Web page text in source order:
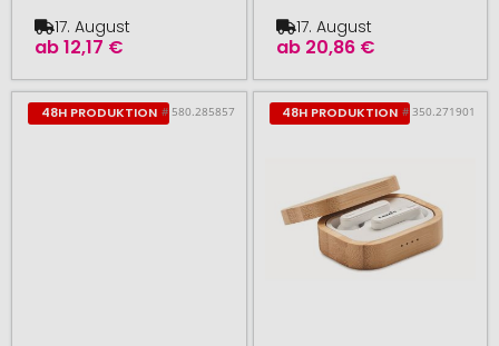
ab12,17 €
17. August
ab 20,86 €
17. August
48H PRODUKTION # 580.285857 48H PRODUKTION # 350.271901